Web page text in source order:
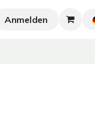
Neu! Blog
Anmelden